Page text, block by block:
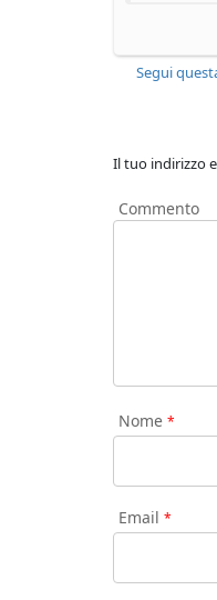
Segui
Il tuo indirizzo
Commento
Nome *
Email *